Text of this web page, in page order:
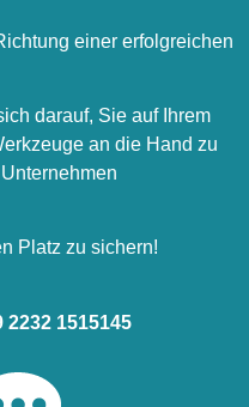
einer erfolgreichen
darauf, Sie auf Ihrem
an die Hand zu
Platz zu sichern!
2232 1515145